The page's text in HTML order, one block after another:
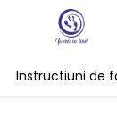
Instructiuni de